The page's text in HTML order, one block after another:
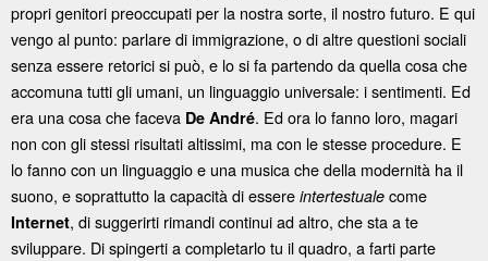
propri genitori preoccupati per la nostra sorte, il nostro futuro. E qui
vengo al punto: parlare di immigrazione, o di altre questioni sociali
senza essere retorici si può, e lo si fa partendo da quella cosa che
accomuna tutti gli umani, un linguaggio universale: i sentimenti. Ed
era una cosa che faceva De André. Ed ora lo fanno loro, magari
non con gli stessi risultati altissimi, ma con le stesse procedure. E
lo fanno con un linguaggio e una musica che della modernità ha il
suono, e soprattutto la capacità di essere intertestuale come
Internet, di suggerirti rimandi continui ad altro, che sta a te
sviluppare. Di spingerti a completarlo tu il quadro, a farti parte